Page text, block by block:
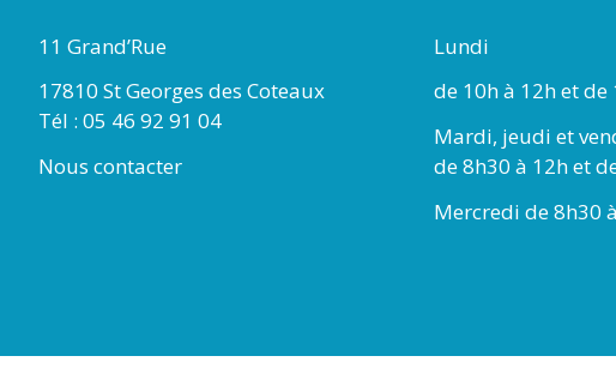
11 Grand’Rue
17810 St Georges des Coteaux
Tél : 05 46 92 91 04
Nous contacter
Lundi
de 10h à 12h et de
Mardi, jeudi et
de 8h30 à 12h et
Mercredi de 8h30